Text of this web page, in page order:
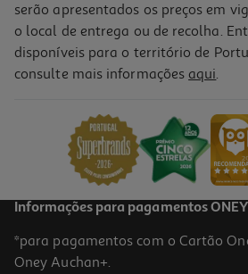
serão apresentados os preços em
o local de entrega ou de recolha.
disponíveis para o território de
consulte mais informações aqui.
Informações para pagamentos ONEY
*para pagamentos com o Cartão
Oney Auchan+.